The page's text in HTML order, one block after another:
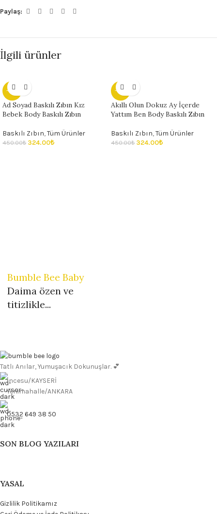
Paylaş:
İlgili ürünler
- 28%
Ad Soyad Baskılı Zıbın Kız
Bebek Body Baskılı Zıbın
Baskılı Zıbın,Tüm Ürünler
450.00₺ 324.00₺
- 28%
Akıllı Olun Dokuz Ay İçerde
Yattım Ben Body Baskılı Zıbın
Baskılı Zıbın,Tüm Ürünler
450.00₺ 324.00₺
Bumble Bee Baby
Daima özen ve
titizlikle...
Tatlı Anılar, Yumuşacık Dokunuşlar. 💕
İncesu/KAYSERİ
Yenimahalle/ANKARA
0532 649 38 50
SON BLOG YAZILARI
YASAL
Gizlilik Politikamız